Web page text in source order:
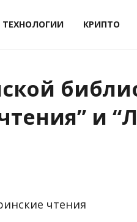
ТЕХНОЛОГИИ КРИПТО
и
чтения